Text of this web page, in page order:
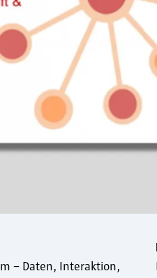
– Daten, Interaktion,